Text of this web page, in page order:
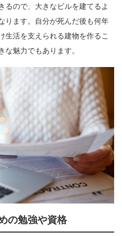
るので、大きなビルを建てるよ
ります。自分が死んだ後も何年
生活を支えられる建物を作るこ
な魅力でもあります。
の勉強や資格